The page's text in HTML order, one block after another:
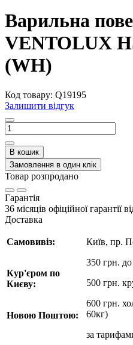
Варильна
VENTOLUX
(WH)
Код товару: Q19195
Залишити відгук
В кошик
Замовлення в один клік
Товар розпродано
Гарантія
36 місяців офіційної гарантії
Доставка
Самовивіз:
Кур'єром по
Києву:
Новою Поштою:
Київ, пр.
350 грн. до
500 грн.
600 грн.
60кг)
за